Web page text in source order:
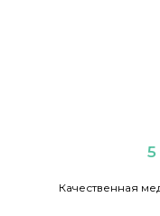
Качественная